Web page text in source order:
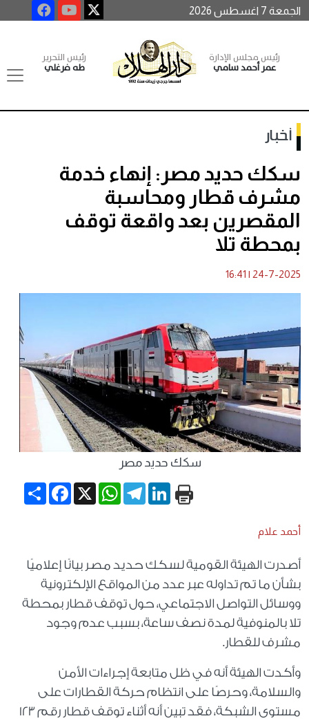
الجمعة 7 اغسطس 2026
رئيس مجلس الإدارة
عمر أحمد سامي
رئيس التحرير
طه فرغلي
أخبار
سكك حديد مصر: إنهاء خدمة
مشرف قطار ومحاسبة
المقصرين بعد واقعة توقف
بمحطة تلا
24-7-2025
|
16:41
سكك حديد مصر
Share
Facebook X
WhatsApp
TelegramLinkedIn
أحمد علام
أصدرت الهيئة القومية لسكك حديد مصر بيانًا إعلاميًا
بشأن ما تم تداوله عبر عدد من المواقع الإلكترونية
ووسائل التواصل الاجتماعي، حول توقف قطار بمحطة
تلا بالمنوفية لمدة نصف ساعة، بسبب عدم وجود
مشرف للقطار.
وأكدت الهيئة أنه في ظل متابعة إجراءات الأمن
والسلامة، وحرصًا على انتظام حركة القطارات على
مستوى الشبكة، فقد تبين أنه أثناء توقف قطار رقم 123